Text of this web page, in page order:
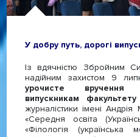
У добру путь, дорогі
Із вдячністю Збройним
надійним захистом 9
урочисте вручення
випускникам факультету
журналістики імені
«Середня освіта
«Філологія (українська